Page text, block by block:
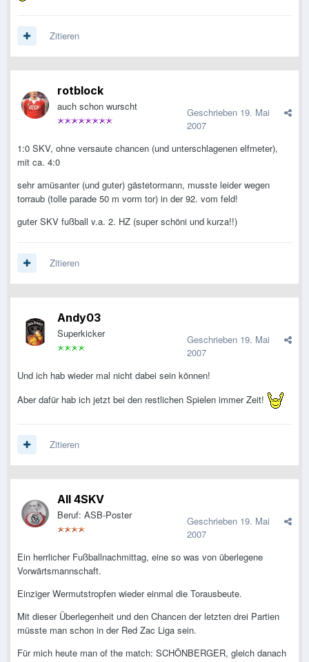
Zitieren
rotblock
auch schon wurscht Geschrieben 19. Mai
2007
1:0 SKV, ohne versaute chancen (und unterschlagenen elfmeter),
mit ca. 4:0
sehr amüsanter (und guter) gästetormann, musste leider wegen
torraub (tolle parade 50 m vorm tor) in der 92. vom feld!
guter SKV fußball v.a. 2. HZ (super schöni und kurza!!)
Zitieren
Andy03
Superkicker Geschrieben 19. Mai
2007
Und ich hab wieder mal nicht dabei sein können!
Aber dafür hab ich jetzt bei den restlichen Spielen immer Zeit!
Zitieren
All 4SKV
Beruf: ASB-Poster Geschrieben 19. Mai
2007
Ein herrlicher Fußballnachmittag, eine so was von überlegene
Vorwärtsmannschaft.
Einziger Wermutstropfen wieder einmal die Torausbeute.
Mit dieser Überlegenheit und den Chancen der letzten drei Partien
müsste man schon in der Red Zac Liga sein.
Für mich heute man of the match: SCHÖNBERGER, gleich danach